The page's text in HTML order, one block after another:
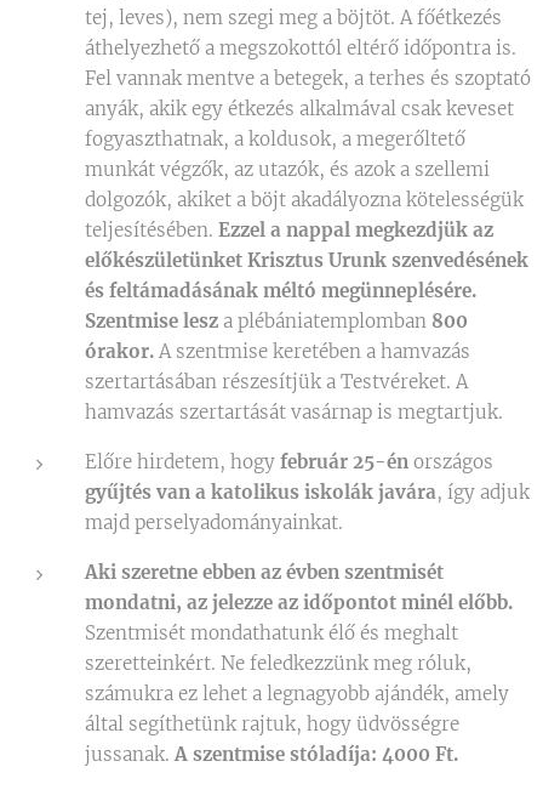
tej, leves), nem szegi meg a böjtöt. A főétkezés
áthelyezhető a megszokottól eltérő időpontra is.
Fel vannak mentve a betegek, a terhes és szoptató
anyák, akik egy étkezés alkalmával csak keveset
fogyaszthatnak, a koldusok, a megerőltető
munkát végzők, az utazók, és azok a szellemi
dolgozók, akiket a böjt akadályozna kötelességük
teljesítésében. Ezzel a nappal megkezdjük az
előkészületünket Krisztus Urunk szenvedésének
és feltámadásának méltó megünneplésére.
Szentmise lesz a plébániatemplomban 800
órakor. A szentmise keretében a hamvazás
szertartásában részesítjük a Testvéreket. A
hamvazás szertartását vasárnap is megtartjuk.
Előre hirdetem, hogy február 25-én országos
gyűjtés van a katolikus iskolák javára, így adjuk
majd perselyadományainkat.
Aki szeretne ebben az évben szentmisét
mondatni, az jelezze az időpontot minél előbb.
Szentmisét mondathatunk élő és meghalt
szeretteinkért. Ne feledkezzünk meg róluk,
számukra ez lehet a legnagyobb ajándék, amely
által segíthetünk rajtuk, hogy üdvösségre
jussanak.A szentmise stóladíja: 4000 Ft.